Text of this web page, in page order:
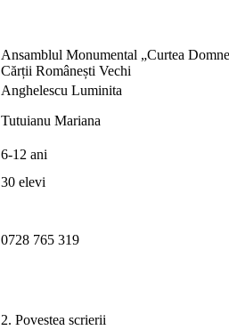
Ansamblul Monumental „Curtea
Cărții Românești Vechi
Anghelescu Luminita
Tutuianu Mariana
6-12 ani
30 elevi
0728 765 319
2. Povestea scrierii